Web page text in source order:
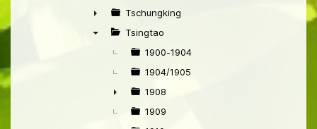
►
►
Tschungking
Tsingtao
1900-1904
1904/1905
►
1908
1909